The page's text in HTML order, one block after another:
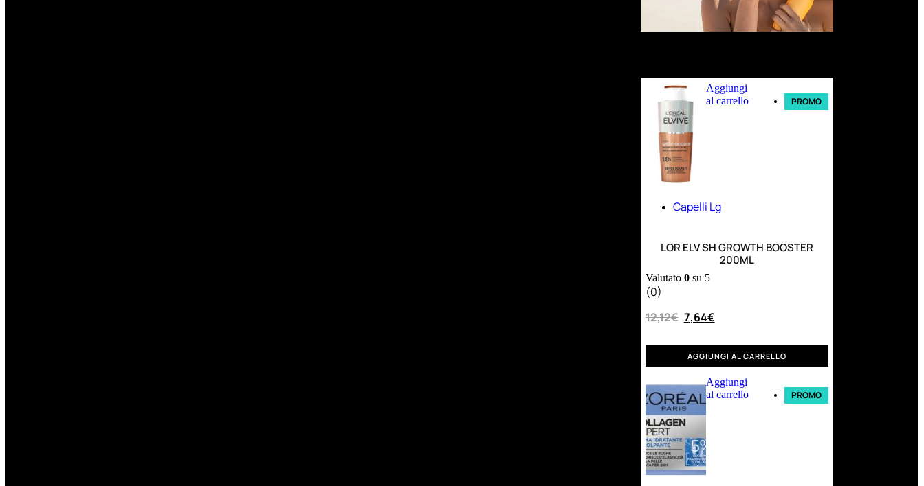
Aggiungi
al carrello
PROMO
Capelli Lg
LOR ELV SH GROWTH BOOSTER
200ML
Valutato 0su 5
(0)
12,12€ 7,64€
AGGIUNGI AL CARRELLO
Aggiungi
al carrello
PROMO